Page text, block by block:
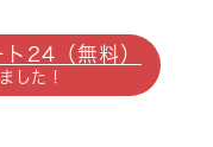
探しの方で、お困りで
い。お客様がご希望す
いてお伺いいたします。
24（無料）
した！